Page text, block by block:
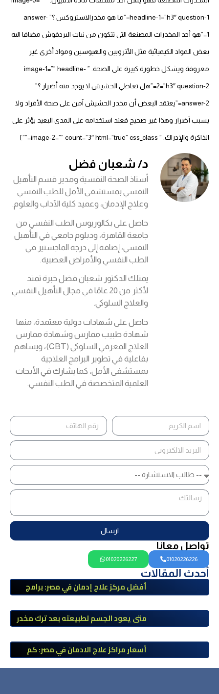
headline-1=”h3″ question-1=”ما هو مخدرالاستروكس ؟” answer-
1=”هو أحد المخدرات المصنعة التي تتكون من نبات البردقوش مضافا اليه
بعض المواد الكيميائية مثل الأتروبين والهيوسين ومواد أخرى غير
معروفة ويشكل خطورة كبيرة على الصحة. ” image-1=”” headline-
2=”h3″ question-2=”هل تعاطي الحشيش لا يوجد منه أضرار ؟”
answer-2=”يعتقد البعض أن مخدر الحشيش آمن على صحة الأفراد ولا
يسبب أضرار وهذا غير صحيح فعند استخدامه على المدى البعيد يؤثر على
الذاكرة والإدراك. ” image-2=”” count=”3″ html=”true” css_class=””]
د/ شعبان فضل
أستاذ الصحة النفسية ومدير قسم التأهيل
النفسي بمستشفى الأمل للطب النفسي
وعلاج الإدمان، وعميد كلية الآداب والعلوم.
حاصل على بكالوريوس الطب النفسي من
جامعة القاهرة، ودبلوم جامعي في التأهيل
النفسي، إضافة إلى درجة الماجستير في
الطب النفسي والأمراض العصبية.
يمتلك الدكتور شعبان فضل خبرة تمتد
لأكثر من 20 عامًا في مجال التأهيل النفسي
والعلاج السلوكي.
حاصل على شهادات دولية معتمدة، منها
شهادة طبيب ممارس وشهادة ممارس
العلاج المعرفي السلوكي (CBT)، ويساهم
بفاعلية في تطوير البرامج العلاجية
بمستشفى الأمل، كما يشارك في الأبحاث
العلمية المتخصصة في الطب النفسي.
ارسال
تواصل معانا
01020226226
01020226227
أحدث المقالات
أفضل مركز علاج إدمان في مصر: برامج
طبي
متى يعود الجسم لطبيعته بعد ترك مخدر
أسعار مراكز علاج الادمان في مصر: كم